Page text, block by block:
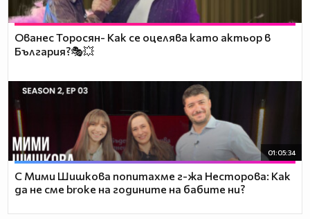
Ованес Торосян- Как се оцелява като актьор в
България?🎭💥
01:05:34
С Мими Шишкова попитахме г-жа Несторова: Как
да не сме broke на годините на бабите ни?